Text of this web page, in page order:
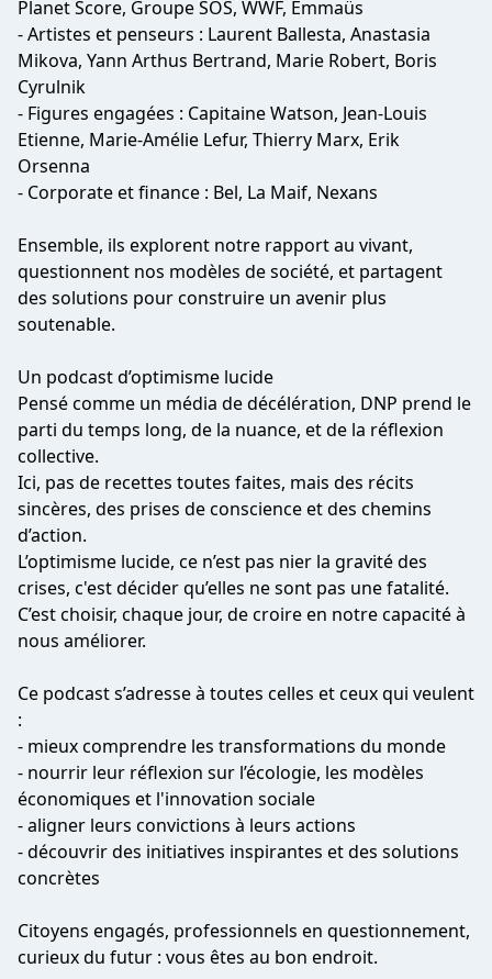
Planet Score, Groupe SOS, WWF, Emmaüs
- Artistes et penseurs : Laurent Ballesta, Anastasia
Mikova, Yann Arthus Bertrand, Marie Robert, Boris
Cyrulnik
- Figures engagées : Capitaine Watson, Jean-Louis
Etienne, Marie-Amélie Lefur, Thierry Marx, Erik
Orsenna
- Corporate et finance : Bel, La Maif, Nexans
Ensemble, ils explorent notre rapport au vivant,
questionnent nos modèles de société, et partagent
des solutions pour construire un avenir plus
soutenable.
Un podcast d’optimisme lucide
Pensé comme un média de décélération, DNP prend le
parti du temps long, de la nuance, et de la réflexion
collective.
Ici, pas de recettes toutes faites, mais des récits
sincères, des prises de conscience et des chemins
d’action.
L’optimisme lucide, ce n’est pas nier la gravité des
crises, c'est décider qu’elles ne sont pas une fatalité.
C’est choisir, chaque jour, de croire en notre capacité à
nous améliorer.
Ce podcast s’adresse à toutes celles et ceux qui veulent
:
- mieux comprendre les transformations du monde
- nourrir leur réflexion sur l’écologie, les modèles
économiques et l'innovation sociale
- aligner leurs convictions à leurs actions
- découvrir des initiatives inspirantes et des solutions
concrètes
Citoyens engagés, professionnels en questionnement,
curieux du futur : vous êtes au bon endroit.